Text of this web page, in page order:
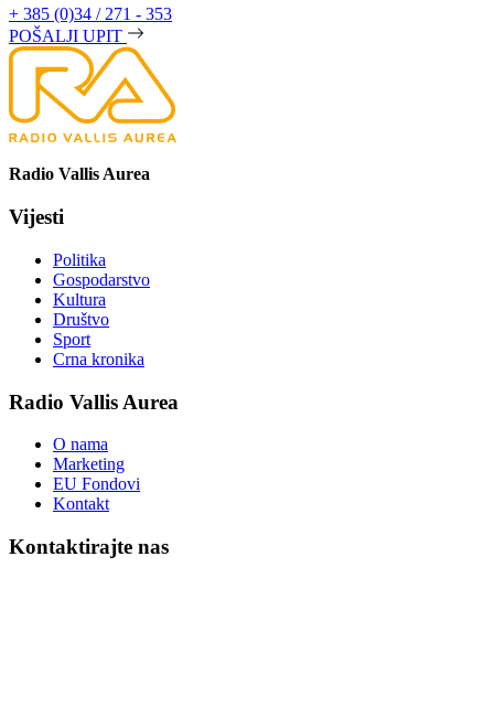
+ 385 (0)34 / 271 - 353
POŠALJI UPIT
Radio Vallis Aurea
Vijesti
Politika
Gospodarstvo
Kultura
Društvo
Sport
Crna kronika
Radio Vallis Aurea
O nama
Marketing
EU Fondovi
Kontakt
Kontaktirajte nas